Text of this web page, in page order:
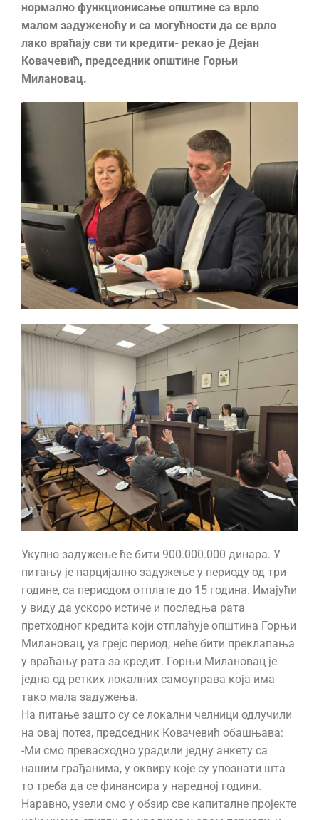
нормално функционисање општине са врло
малом задуженоћу и са могућности да се врло
лако враћају сви ти кредити- рекао је Дејан
Ковачевић, председник општине Горњи
Милановац.
Укупно задужење ће бити 900.000.000 динара. У
питању је парцијално задужење у периоду од три
године, са периодом отплате до 15 година. Имајући
у виду да ускоро истиче и последња рата
претходног кредита који отплаћује општина Горњи
Милановац, уз грејс период, неће бити преклапања
у враћању рата за кредит. Горњи Милановац је
једна од ретких локалних самоуправа која има
тако мала задужења.
На питање зашто су се локални челници одлучили
на овај потез, председник Ковачевић обашњава:
-Ми смо превасходно урадили једну анкету са
нашим грађанима, у оквиру које су упознати шта
то треба да се финансира у наредној години.
Наравно, узели смо у обзир све капиталне пројекте